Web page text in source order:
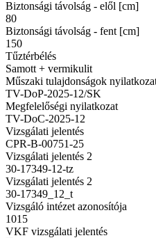
Biztonsági távolság - elől [cm]
80
Biztonsági távolság - fent [cm]
150
Tűztérbélés
Samott + vermikulit
Műszaki tulajdonságok
TV-DoP-2025-12/SK
Megfelelőségi nyilatkozat
TV-DoC-2025-12
Vizsgálati jelentés
CPR-B-00751-25
Vizsgálati jelentés 2
30-17349-12-tz
Vizsgálati jelentés 2
30-17349_12_t
Vizsgáló intézet azonosítója
1015
VKF vizsgálati jelentés